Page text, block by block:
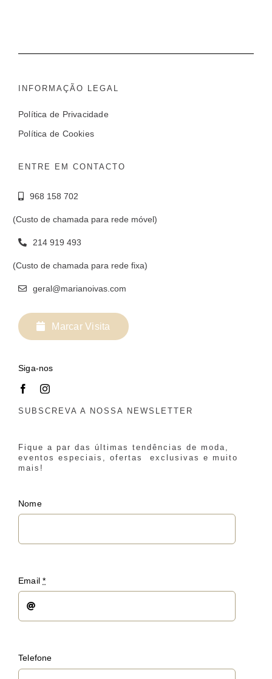
INFORMAÇÃO LEGAL
Política de Privacidade
Política de Cookies
ENTRE EM CONTACTO
968 158 702
(Custo de chamada para rede móvel)
214 919 493
(Custo de chamada para rede fixa)
geral@marianoivas.com
Marcar Visita
Siga-nos
SUBSCREVA A NOSSA NEWSLETTER
Fique a par das últimas tendências de moda,
eventos especiais, ofertas exclusivas e muito
mais!
Nome
Email*
Telefone